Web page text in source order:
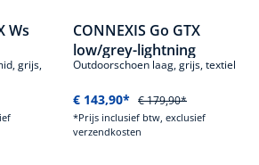
Ws
grijs,
CONNEXIS Go GTX
low/grey-lightning
Outdoorschoen laag, grijs, textiel
€ 143,90* € 179,90*
*Prijs inclusief btw, exclusief
verzendkosten